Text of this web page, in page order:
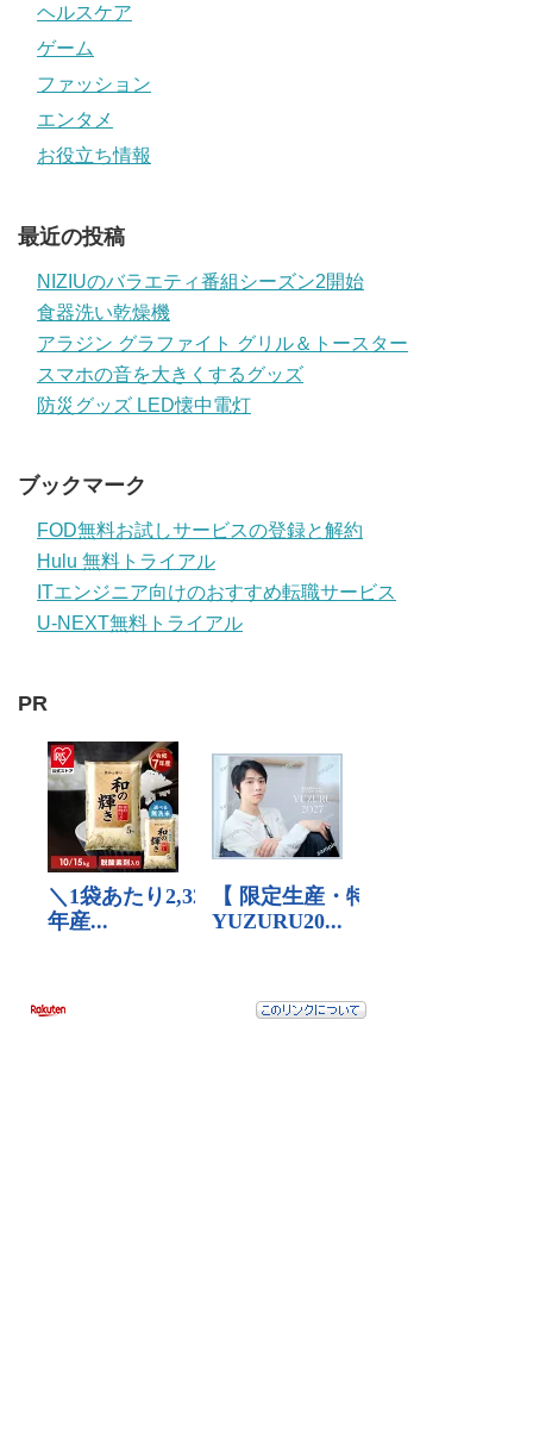
ヘルスケア
ゲーム
ファッション
エンタメ
お役立ち情報
最近の投稿
NIZIUのバラエティ番組シーズン2開始
食器洗い乾燥機
アラジン グラファイト グリル＆トースター
スマホの音を大きくするグッズ
防災グッズ LED懐中電灯
ブックマーク
FOD無料お試しサービスの登録と解約
Hulu 無料トライアル
ITエンジニア向けのおすすめ転職サービス
U-NEXT無料トライアル
PR